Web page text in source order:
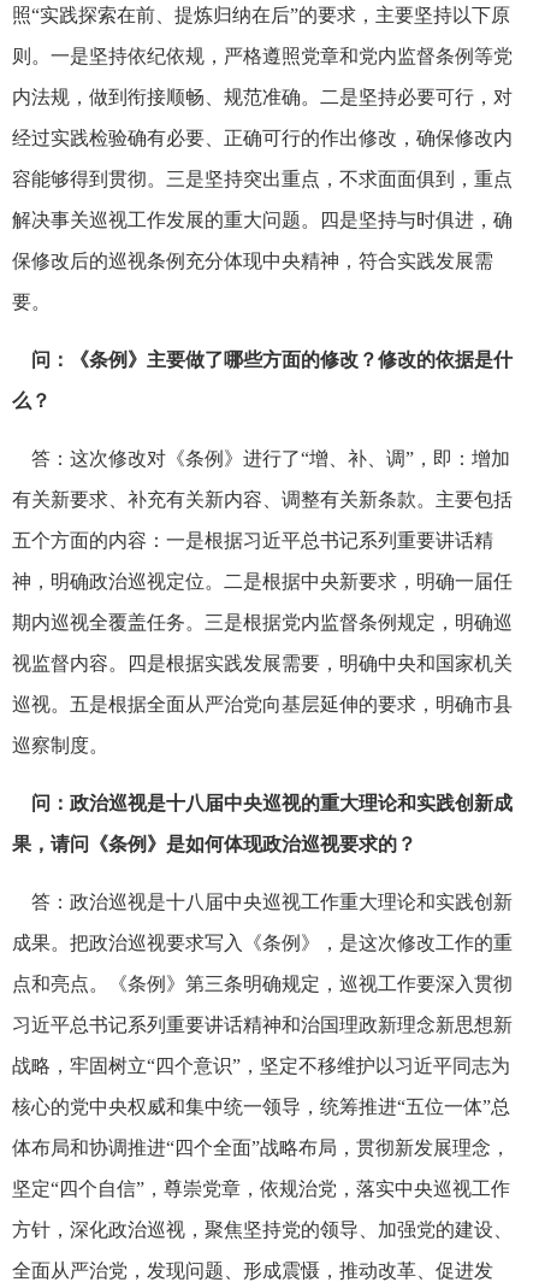
照“实践探索在前、提炼归纳在后”的要求，主要坚持以下原
则。一是坚持依纪依规，严格遵照党章和党内监督条例等党
内法规，做到衔接顺畅、规范准确。二是坚持必要可行，对
经过实践检验确有必要、正确可行的作出修改，确保修改内
容能够得到贯彻。三是坚持突出重点，不求面面俱到，重点
解决事关巡视工作发展的重大问题。四是坚持与时俱进，确
保修改后的巡视条例充分体现中央精神，符合实践发展需
要。
问：《条例》主要做了哪些方面的修改？修改的依据是什
么？
答：这次修改对《条例》进行了“增、补、调”，即：增加
有关新要求、补充有关新内容、调整有关新条款。主要包括
五个方面的内容：一是根据习近平总书记系列重要讲话精
神，明确政治巡视定位。二是根据中央新要求，明确一届任
期内巡视全覆盖任务。三是根据党内监督条例规定，明确巡
视监督内容。四是根据实践发展需要，明确中央和国家机关
巡视。五是根据全面从严治党向基层延伸的要求，明确市县
巡察制度。
问：政治巡视是十八届中央巡视的重大理论和实践创新成
果，请问《条例》是如何体现政治巡视要求的？
答：政治巡视是十八届中央巡视工作重大理论和实践创新
成果。把政治巡视要求写入《条例》，是这次修改工作的重
点和亮点。《条例》第三条明确规定，巡视工作要深入贯彻
习近平总书记系列重要讲话精神和治国理政新理念新思想新
战略，牢固树立“四个意识”，坚定不移维护以习近平同志为
核心的党中央权威和集中统一领导，统筹推进“五位一体”总
体布局和协调推进“四个全面”战略布局，贯彻新发展理念，
坚定“四个自信”，尊崇党章，依规治党，落实中央巡视工作
方针，深化政治巡视，聚焦坚持党的领导、加强党的建设、
全面从严治党，发现问题、形成震慑，推动改革、促进发